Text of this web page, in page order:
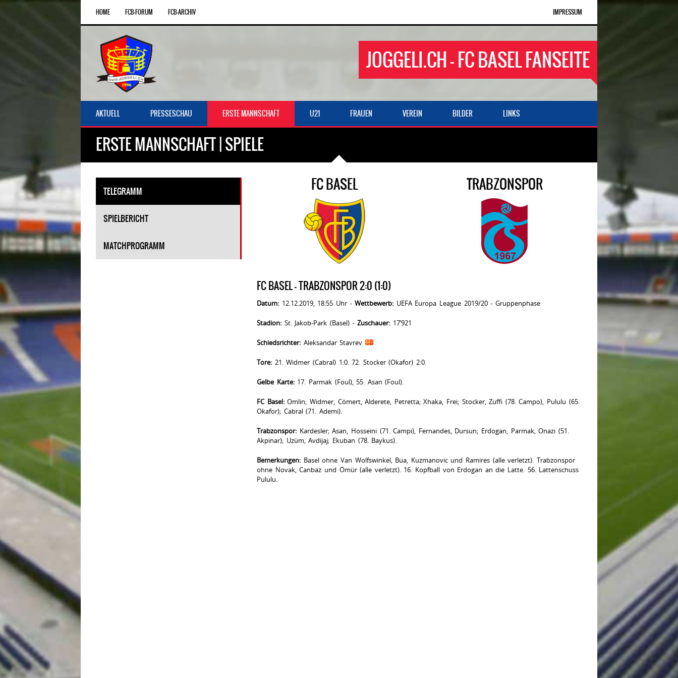
HOME FCB-FORUM FCB-ARCHIV IMPRESSUM
JOGGELI.CH - FC BASEL FANSEITE
AKTUELL PRESSESCHAU ERSTE MANNSCHAFT U21 FRAUEN VEREIN BILDER LINKS
ERSTE MANNSCHAFT | SPIELE
TELEGRAMM
SPIELBERICHT
MATCHPROGRAMM
FC BASEL TRABZONSPOR
FC BASEL - TRABZONSPOR 2:0 (1:0)
Datum: 12.12.2019, 18:55 Uhr -Wettbewerb: UEFA Europa League 2019/20 - Gruppenphase
Stadion: St. Jakob-Park (Basel) -Zuschauer: 17’921
Schiedsrichter: Aleksandar Stavrev
Tore: 21. Widmer (Cabral) 1:0. 72. Stocker (Okafor) 2:0.
Gelbe Karte:17. Parmak (Foul), 55. Asan (Foul).
FC Basel:Omlin; Widmer, Cömert, Alderete, Petretta; Xhaka, Frei; Stocker, Zuffi (78. Campo), Pululu (65.
Okafor); Cabral (71. Ademi).
Trabzonspor: Kardesler; Asan, Hosseini (71. Campi), Fernandes, Dursun; Erdogan, Parmak, Onazi (51.
Akpinar); Uzüm, Avdijaj; Ekuban (78. Baykus).
Bemerkungen: Basel ohne Van Wolfswinkel, Bua, Kuzmanovic und Ramires (alle verletzt). Trabzonspor
ohne Novak, Canbaz und Ömür (alle verletzt). 16. Kopfball von Erdogan an die Latte. 56. Lattenschuss
Pululu.